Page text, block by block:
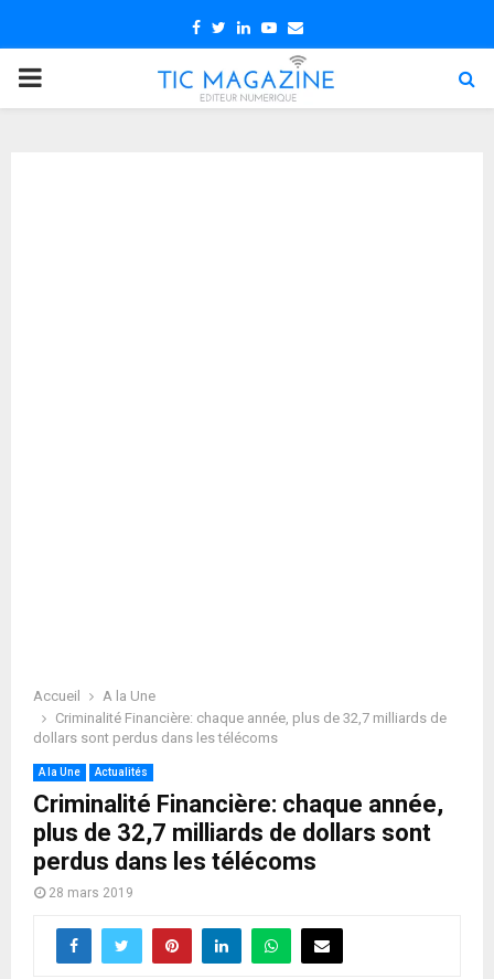
Facebook
TwitterLinkedin
Youtube
Email
PRIMARY
Accueil
A la Une
Criminalité Financière: chaque année, plus de 32,7 milliards de
dollars sont perdus dans les télécoms
A la Une Actualités
Criminalité Financière: chaque année,
plus de 32,7 milliards de dollars sont
perdus dans les télécoms
28 mars 2019